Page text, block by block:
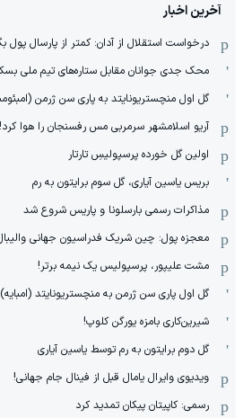
آخرین اخبار
درخواست استقلال از آدان: کمتر از پارسال پول
محک جدی ‌جوانان مقابل ستاره‌های تیم ملی
گل اول منچستریونایتد به پاری سن ژرمن
آریو اسلامشهر سرمربی مس رفسنجان را هوا کرد!
اولین گل خورده پرسپولیسِ تارتار
بریس یاسین آیاری، گل سوم برایتون به رم
مذاکرات رسمی بارسلونا و پاریس شروع شد
معجزه پول: چین شریک فدراسیون جهانی
مشت علیپور، پرسپولیس یک نیمه برتر!
گل اول پاری سن ژرمن به منچستریونایتد (امبایه)
شیرین‌کاری بامزه یورگن کلوپ!
گل دوم برایتون به رم توسط یاسین آیاری
ویدیوی وایرال یامال قبل از فینال جام جهانی!
رسمی: کاپیتان پیکان تمدید کرد